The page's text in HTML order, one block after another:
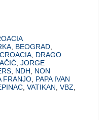
BEOGRAD
DRAGO
,JORGE
NDH
NON
FRANJO PAPA IVAN
,VATIKAN ,VBZ